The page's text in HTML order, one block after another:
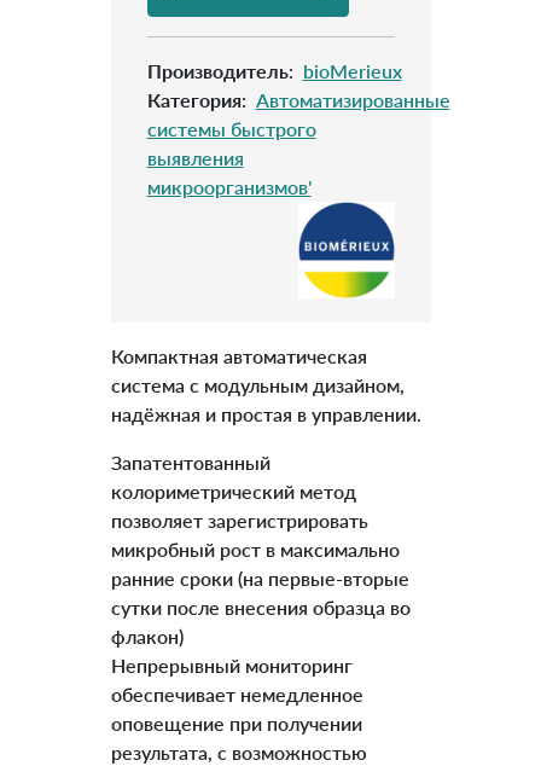
Производитель: bioMerieux
Категория: Автоматизированные
системы быстрого
выявления
микроорганизмов'
Компактная автоматическая
система с модульным дизайном,
надёжная и простая в управлении.
Запатентованный
колориметрический метод
позволяет зарегистрировать
микробный рост в максимально
ранние сроки (на первые-вторые
сутки после внесения образца во
флакон)
Непрерывный мониторинг
обеспечивает немедленное
оповещение при получении
результата, с возможностью